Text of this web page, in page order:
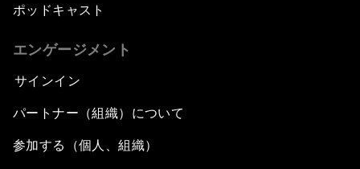
ポッドキャスト
エンゲージメント
サインイン
パートナー（組織）について
参加する（個人、組織）